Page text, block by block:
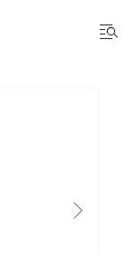
次へ